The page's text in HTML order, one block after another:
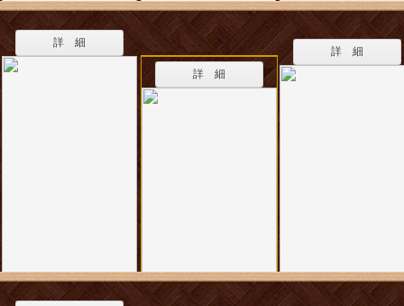
詳 細
詳 細
詳 細